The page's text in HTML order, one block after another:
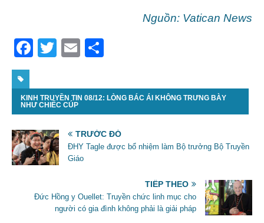
Nguồn: Vatican News
F
c
e
o
o
T
itt
er
E
ai
l
ar
e
KINH TRUYỀN TIN 08/12: LÒNG BÁC ÁI KHÔNG TRƯNG BÀY
NHƯ CHIẾC CÚP
TRƯỚC ĐÓ
ĐHY Tagle được bổ nhiệm làm Bộ trưởng Bộ Truyền
Giáo
TIẾP THEO
Đức Hồng y Ouellet: Truyền chức linh mục cho
người có gia đình không phải là giải pháp